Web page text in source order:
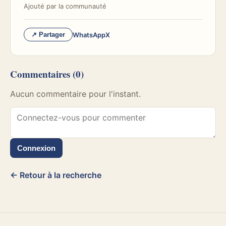
Ajouté par la communauté
↗ Partager WhatsAppX
Commentaires (0)
Aucun commentaire pour l'instant.
Connexion
← Retour à la recherche